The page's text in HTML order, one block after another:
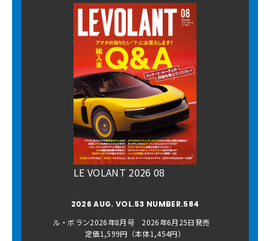
LE VOLANT 2026 08
2026 AUG. VOL.53 NUMBER.584
ル・ボラン2026年8月号 2026年6月25日発売
定価1,599円（本体1,454円）